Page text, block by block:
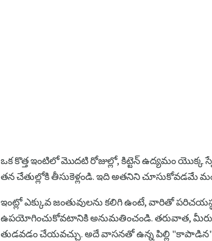
ఒక కొత్త ఇంటిలో మొదటి రోజుల్లో, కిట్టెన్ ఉద్యమం యొక్క
తన చేతుల్లోకి తీసుకెళ్లండి. ఇది అతనిని చూసుకోవడమే
ఇంట్లో ఎక్కువ జంతువులను కలిగి ఉంటే, వారితో
ఉపయోగించుకోవటానికి అనుమతించండి. తరువాత, మీరు
తుడవడం చేయవచ్చు. అదే వాసనతో ఉన్న పిల్లి